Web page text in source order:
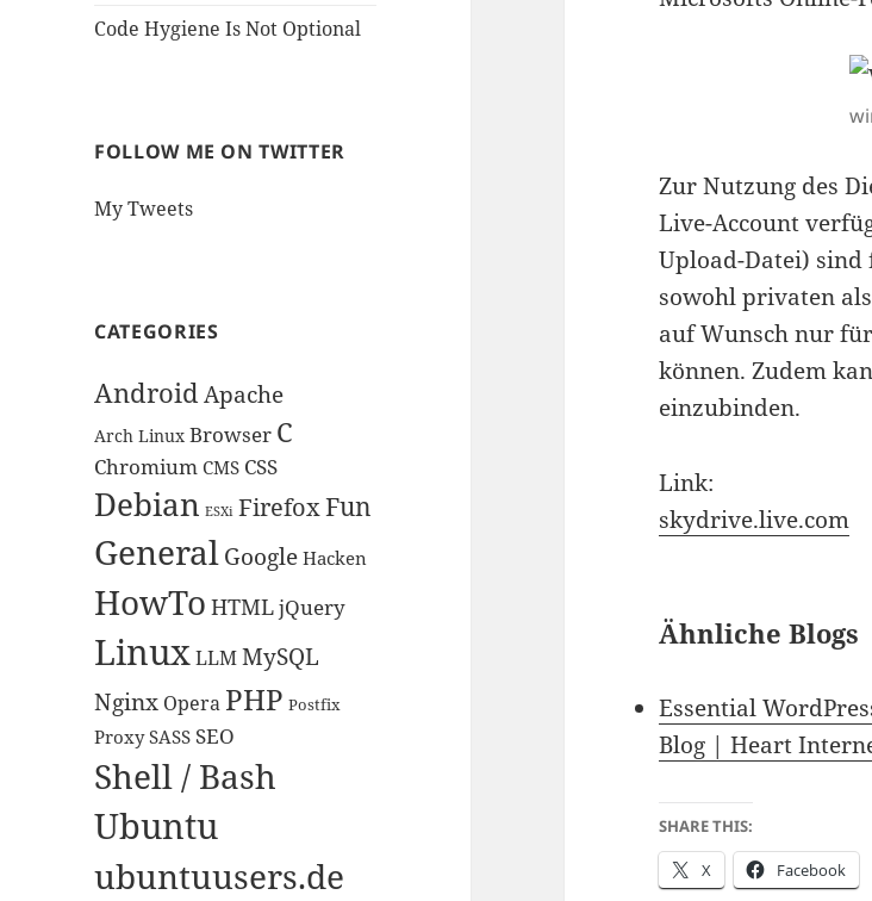
Code Hygiene Is Not Optional
FOLLOW ME ON TWITTER
My Tweets
CATEGORIES
AndroidApache
Arch Linux Browser C
Chromium CMS CSS
Debian ESXi FirefoxFun
GeneralGoogle Hacken
HowTo HTMLjQuery
LinuxLLMMySQL
Nginx Opera PHP Postfix
Proxy SASS SEO
Shell / Bash
Ubuntu
ubuntuusers.de
Zur Nutzung des
Live-Account
Upload-Datei)
sowohl privaten
auf Wunsch nur
können. Zudem
einzubinden.
Link:
skydrive.live.com
Ähnliche Blogs
Essential
Blog | Heart
SHARE THIS:
X Facebook